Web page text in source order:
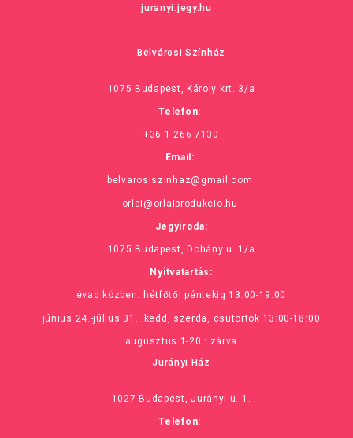
juranyi.jegy.hu
Belvárosi Színház
1075 Budapest, Károly krt. 3/a
Telefon:
+36 1 266 7130
Email:
belvarosiszinhaz@gmail.com
orlai@orlaiprodukcio.hu
Jegyiroda:
1075 Budapest, Dohány u. 1/a
Nyitvatartás:
évad közben: hétfőtől péntekig 13:00-19:00
június 24.-július 31.: kedd, szerda, csütörtök 13:00-18:00
augusztus 1-20.: zárva
Jurányi Ház
1027 Budapest, Jurányi u. 1.
Telefon: